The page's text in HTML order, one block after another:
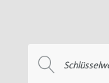
nach: